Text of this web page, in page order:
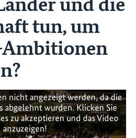
tun, um
Ambitionen
nicht angezeigt werden, da die
abgelehnt wurden. Klicken Sie
zu akzeptieren und das Video
anzuzeigen!